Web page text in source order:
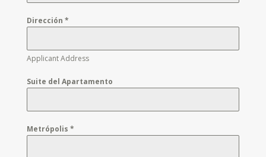
Dirección *
Applicant Address
Suite del Apartamento
Metrópolis *